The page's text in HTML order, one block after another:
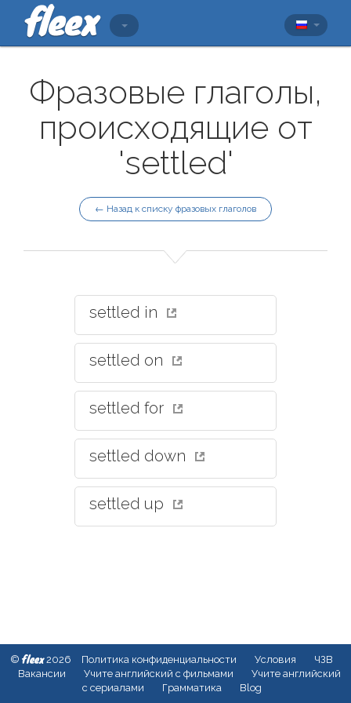
Фразовые глаголы,
происходящие от
'settled'
← Назад к списку фразовых глаголов
settled in
settled on
settled for
settled down
settled up
© fleex2026 Политика конфиденциальности Условия
ЧЗВ
Вакансии
Учите английский с фильмами
Учите английский
с сериалами
Грамматика Blog